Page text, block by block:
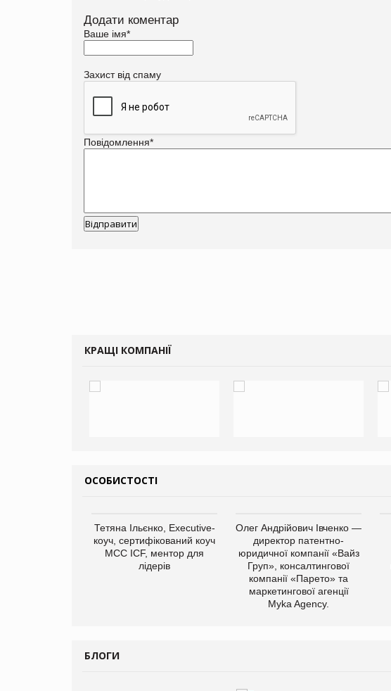
Додати коментар
Ваше імя*
Захист від спаму
Повідомлення*
КРАЩІ КОМПАНІЇ
ОСОБИСТОСТІ
Тетяна Ільєнко, Executive-
коуч, сертифікований коуч
МСС ICF, ментор для
лідерів
Олег Андрійович Івченко —
директор патентно-
юридичної компанії «Вайз
Груп», консалтингової
компанії «Парето» та
маркетингової агенції
Myka Agency.
БЛОГИ